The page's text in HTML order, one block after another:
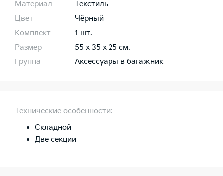
Материал
Текстиль
Цвет
Чёрный
Комплект
1 шт.
Размер
55 х 35 х 25 см.
Группа
Аксессуары в багажник
Технические особенности:
Складной
Две секции